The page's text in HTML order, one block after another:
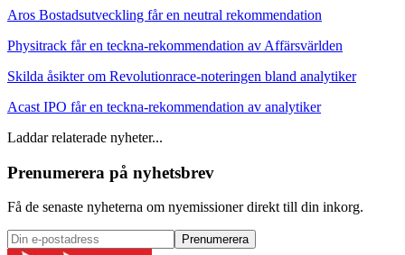
Aros Bostadsutveckling får en neutral rekommendation
Physitrack får en teckna-rekommendation av Affärsvärlden
Skilda åsikter om Revolutionrace-noteringen bland analytiker
Acast IPO får en teckna-rekommendation av analytiker
Laddar relaterade nyheter...
Prenumerera på nyhetsbrev
Få de senaste nyheterna om nyemissioner direkt till din inkorg.
Prenumerera